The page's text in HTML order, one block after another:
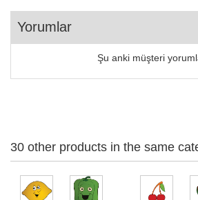
Yorumlar
Şu anki müşteri
30 other products in the same